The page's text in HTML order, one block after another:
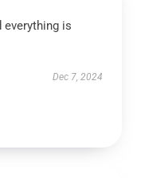
everything is
Dec 7, 2024